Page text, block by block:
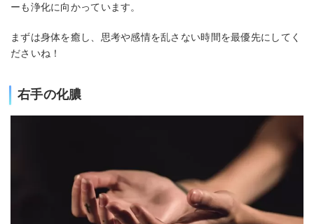
ーも浄化に向かっています。
まずは身体を癒し、思考や感情を乱さない時間を最優先にしてく
ださいね！
右手の化膿